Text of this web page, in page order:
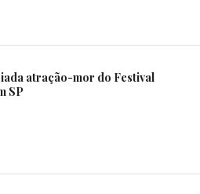
atração-mor do Festival
SP